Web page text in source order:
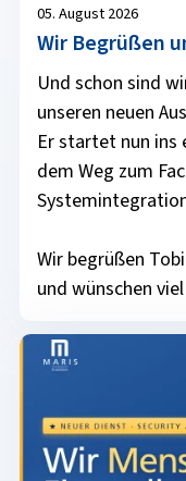
05. August 2026
Wir Begrüßen
Und schon sind
unseren neuen
Er startet nun
dem Weg zum
Wir begrüßen
und wünschen